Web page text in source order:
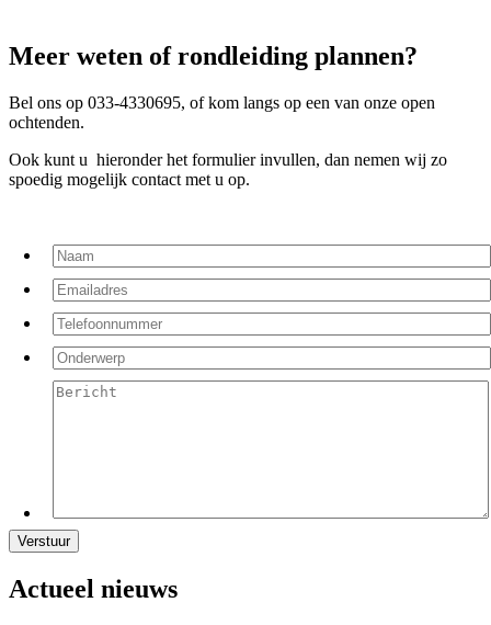
Meer weten of rondleiding plannen?
Bel ons op 033-4330695, of kom langs op een van onze open
ochtenden.
Ook kunt u hieronder het formulier invullen, dan nemen wij zo
spoedig mogelijk contact met u op.
Actueel nieuws